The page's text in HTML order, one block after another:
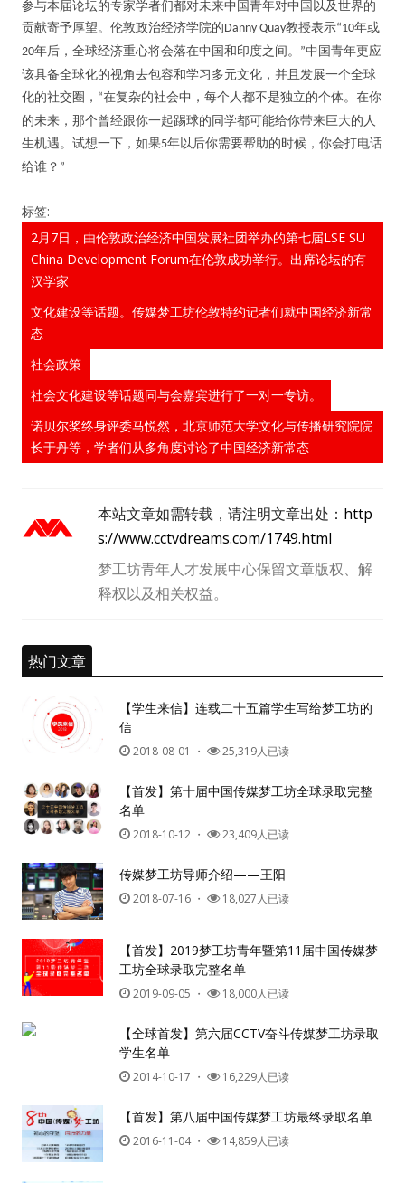
用户名或Email
密码
没帐号？ 注册一个
参与本届论坛的专家学者们都对未来中国青年对中国以及世界的
贡献寄予厚望。伦敦政治经济学院的Danny Quay教授表示“10年或
20年后，全球经济重心将会落在中国和印度之间。 ”中国青年更应
该具备全球化的视角去包容和学习多元文化，并且发展一个全球
化的社交圈， “在复杂的社会中，每个人都不是独立的个体。在你
的未来，那个曾经跟你一起踢球的同学都可能给你带来巨大的人
生机遇。试想一下，如果5年以后你需要帮助的时候，你会打电话
给谁？ ”
标签:
2月7日，由伦敦政治经济中国发展社团举办的第七届LSE SU
China Development Forum在伦敦成功举行。出席论坛的有
汉学家
文化建设等话题。传媒梦工坊伦敦特约记者们就中国经济新常
态
社会政策
社会文化建设等话题同与会嘉宾进行了一对一专访。
诺贝尔奖终身评委马悦然，北京师范大学文化与传播研究院院
长于丹等，学者们从多角度讨论了中国经济新常态
本站文章如需转载，请注明文章出处： http
s://www.cctvdreams.com/1749.html
梦工坊青年人才发展中心保留文章版权、解
释权以及相关权益。
热门文章
【学生来信】连载二十五篇学生写给梦工坊的
信
2018-08-01 ・ 25,319人已读
【首发】第十届中国传媒梦工坊全球录取完整
名单
2018-10-12 ・ 23,409人已读
传媒梦工坊导师介绍——王阳
2018-07-16 ・ 18,027人已读
【首发】2019梦工坊青年暨第11届中国传媒梦
工坊全球录取完整名单
2019-09-05 ・ 18,000人已读
【全球首发】第六届CCTV奋斗传媒梦工坊录取
学生名单
2014-10-17 ・ 16,229人已读
【首发】第八届中国传媒梦工坊最终录取名单
2016-11-04・ 14,859人已读